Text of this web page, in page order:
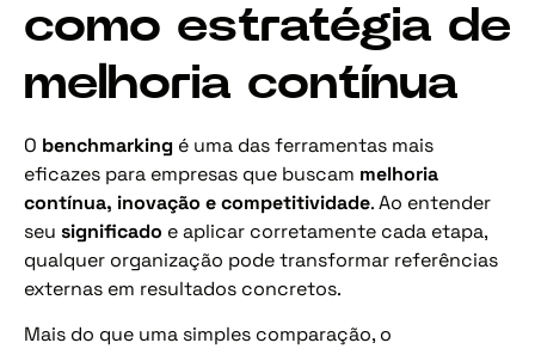
como estratégia de
melhoria contínua
O benchmarking é uma das ferramentas mais
eficazes para empresas que buscam melhoria
contínua, inovação e competitividade. Ao entender
seu significado e aplicar corretamente cada etapa,
qualquer organização pode transformar referências
externas em resultados concretos.
Mais do que uma simples comparação, o